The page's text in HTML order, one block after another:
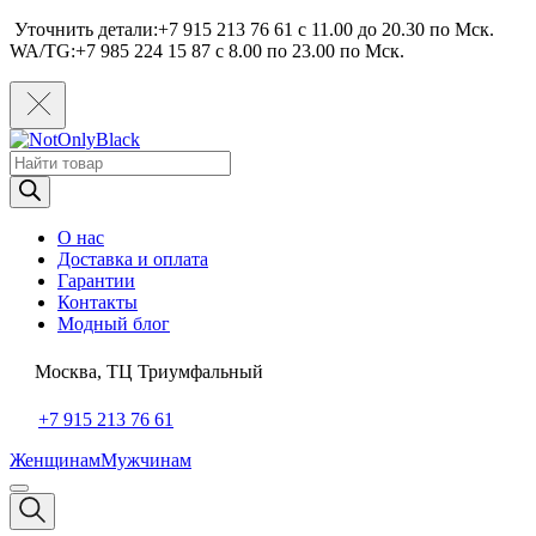
Уточнить детали:+7 915 213 76 61 c 11.00 до 20.30 по Мcк.
WA/TG:+7 985 224 15 87 c 8.00 по 23.00 по Мcк.
Поиск
товаров
О нас
Доставка и оплата
Гарантии
Контакты
Модный блог
Москва, ТЦ Триумфальный
+7 915 213 76 61
ЖенщинамМужчинам